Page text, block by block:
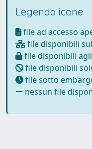
Legenda icone
file ad accesso
file disponibili
file disponibili
file disponibili
file sotto
nessun file